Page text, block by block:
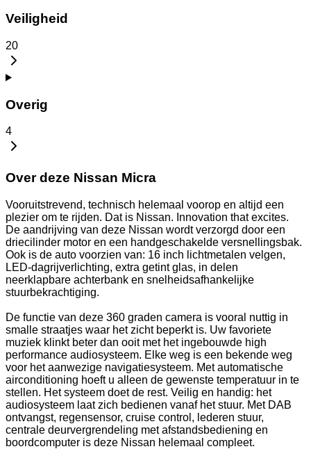
Veiligheid
20
Overig
4
Over deze Nissan Micra
Vooruitstrevend, technisch helemaal voorop en altijd een
plezier om te rijden. Dat is Nissan. Innovation that excites.
De aandrijving van deze Nissan wordt verzorgd door een
driecilinder motor en een handgeschakelde versnellingsbak.
Ook is de auto voorzien van: 16 inch lichtmetalen velgen,
LED-dagrijverlichting, extra getint glas, in delen
neerklapbare achterbank en snelheidsafhankelijke
stuurbekrachtiging.
De functie van deze 360 graden camera is vooral nuttig in
smalle straatjes waar het zicht beperkt is. Uw favoriete
muziek klinkt beter dan ooit met het ingebouwde high
performance audiosysteem. Elke weg is een bekende weg
voor het aanwezige navigatiesysteem. Met automatische
airconditioning hoeft u alleen de gewenste temperatuur in te
stellen. Het systeem doet de rest. Veilig en handig: het
audiosysteem laat zich bedienen vanaf het stuur. Met DAB
ontvangst, regensensor, cruise control, lederen stuur,
centrale deurvergrendeling met afstandsbediening en
boordcomputer is deze Nissan helemaal compleet.